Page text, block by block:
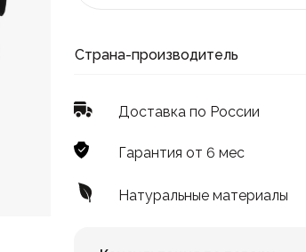
Страна-производитель
Доставка по России
Гарантия от 6 мес
Натуральные материалы